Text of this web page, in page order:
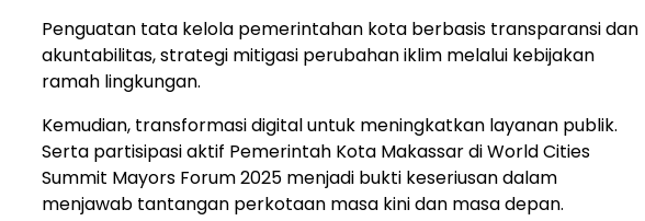
Penguatan tata kelola pemerintahan kota berbasis transparansi dan
akuntabilitas, strategi mitigasi perubahan iklim melalui kebijakan
ramah lingkungan.
Kemudian, transformasi digital untuk meningkatkan layanan publik.
Serta partisipasi aktif Pemerintah Kota Makassar di World Cities
Summit Mayors Forum 2025 menjadi bukti keseriusan dalam
menjawab tantangan perkotaan masa kini dan masa depan.